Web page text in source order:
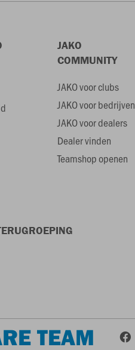
JAKO
COMMUNITY
JAKO voor clubs
JAKO voor bedrijven
JAKO voor dealers
Dealer vinden
Teamshop openen
TEAM